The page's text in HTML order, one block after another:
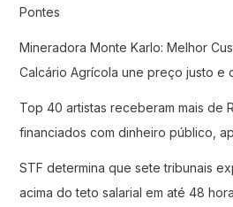
Pontes
Mineradora Monte Karlo: Melhor
Calcário Agrícola une preço justo e
Top 40 artistas receberam mais de
financiados com dinheiro público,
STF determina que sete tribunais
acima do teto salarial em até 48